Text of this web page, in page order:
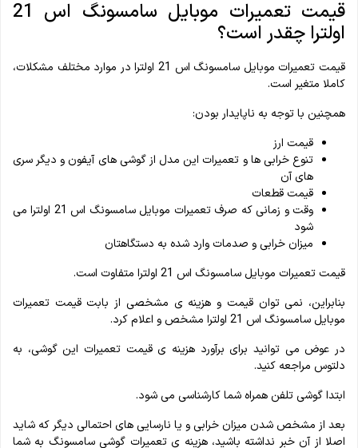
قیمت تعمیرات موبایل سامسونگ اس 21
اولترا چقدر است؟
قیمت تعمیرات موبایل سامسونگ اس 21 اولترا در موارد مختلف مشکلات،
کاملا متغیر است.
همچنین با توجه به ناپایدار بودن:
قیمت ارز
تنوع خرابی ها و تعمیرات این مدل از گوشی های آیفون و دیگر سری
های آن
قیمت قطعات
وقت و زمانی که صرف تعمیرات موبایل سامسونگ اس 21 اولترا می
شود
میزان خرابی و صدمات وارد شده به دستگاهتان
قیمت تعمیرات موبایل سامسونگ اس 21 اولترا متفاوت است.
بنابراین، نمی توان قیمت و هزینه ی مشخصی از بابت قیمت تعمیرات
موبایل سامسونگ اس 21 اولترا مشخص و اعلام کرد.
در عوض می توانید برای برآورد هزینه ی قیمت تعمیرات این گوشی، به
دلتوس مراجعه کنید.
ابتدا گوشی تلفن همراه شما کارشناسی می شود.
بعد از مشخص شدن میزان خرابی و یا نارسایی های احتمالی دیگر که شاید
اصلا از آن خبر نداشته باشید، هزینه ی تعمیرات گوشی سامسونگ به شما